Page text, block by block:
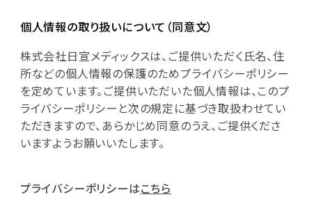
個人情報の取り扱いについて（同意文）
株式会社日宣メディックスは、ご提供いただく氏名、住
所などの個人情報の保護のためプライバシーポリシー
を定めています。ご提供いただいた個人情報は、このプ
ライバシーポリシーと次の規定に基づき取扱わせてい
ただきますので、あらかじめ同意のうえ、ご提供くださ
いますようお願いいたします。
プライバシーポリシーはこちら